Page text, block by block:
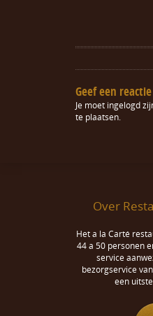
Geef een reactie
Je moet ingelogd
te plaatsen.
Over
Het a la Carté
44 a 50 personen
service
bezorgservice
een